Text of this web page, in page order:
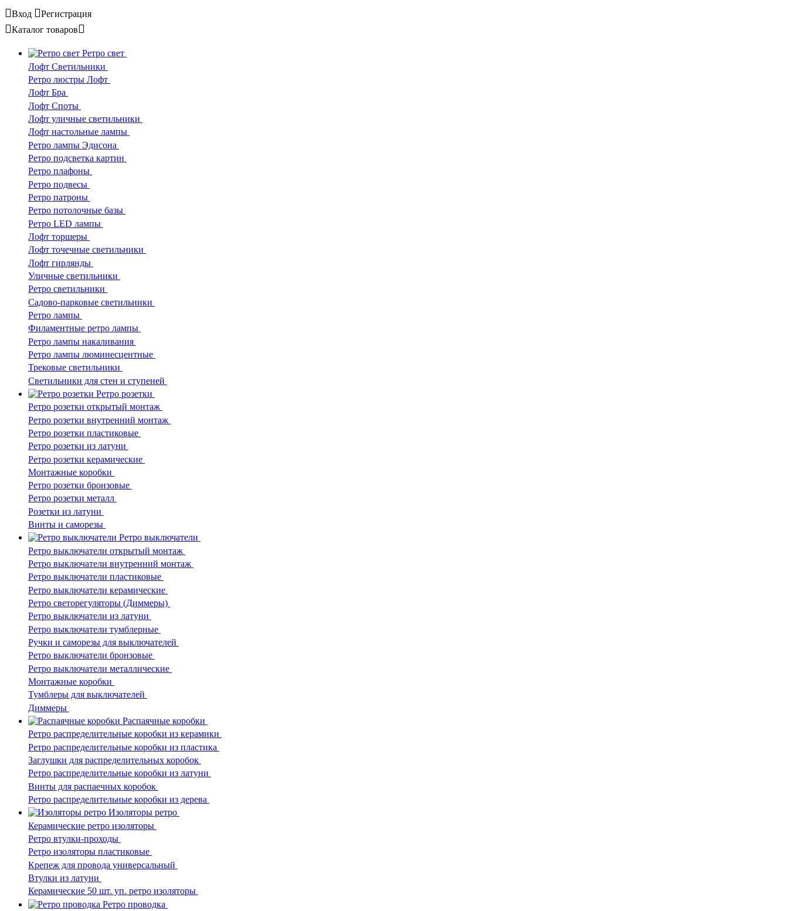
Вход
Регистрация
Каталог товаров
Ретро свет
Лофт Светильники
Ретро люстры Лофт
Лофт Бра
Лофт Споты
Лофт уличные светильники
Лофт настольные лампы
Ретро лампы Эдисона
Ретро подсветка картин
Ретро плафоны
Ретро подвесы
Ретро патроны
Ретро потолочные базы
Ретро LED лампы
Лофт торшеры
Лофт точечные светильники
Лофт гирлянды
Уличные светильники
Ретро светильники
Садово-парковые светильники
Ретро лампы
Филаментные ретро лампы
Ретро лампы накаливания
Ретро лампы люминесцентные
Трековые светильники
Светильники для стен и ступеней
Ретро розетки
Ретро розетки открытый монтаж
Ретро розетки внутренний монтаж
Ретро розетки пластиковые
Ретро розетки из латуни
Ретро розетки керамические
Монтажные коробки
Ретро розетки бронзовые
Ретро розетки металл
Розетки из латуни
Винты и саморезы
Ретро выключатели
Ретро выключатели открытый монтаж
Ретро выключатели внутренний монтаж
Ретро выключатели пластиковые
Ретро выключатели керамические
Ретро светорегуляторы (Диммеры)
Ретро выключатели из латуни
Ретро выключатели тумблерные
Ручки и саморезы для выключателей
Ретро выключатели бронзовые
Ретро выключатели металлические
Монтажные коробки
Тумблеры для выключателей
Диммеры
Распаячные коробки
Ретро распределительные коробки из керамики
Ретро распределительные коробки из пластика
Заглушки для распределительных коробок
Ретро распределительные коробки из латуни
Винты для распаечных коробок
Ретро распределительные коробки из дерева
Изоляторы ретро
Керамические ретро изоляторы
Ретро втулки-проходы
Ретро изоляторы пластиковые
Крепеж для провода универсальный
Втулки из латуни
Керамические 50 шт. уп. ретро изоляторы
Ретро проводка